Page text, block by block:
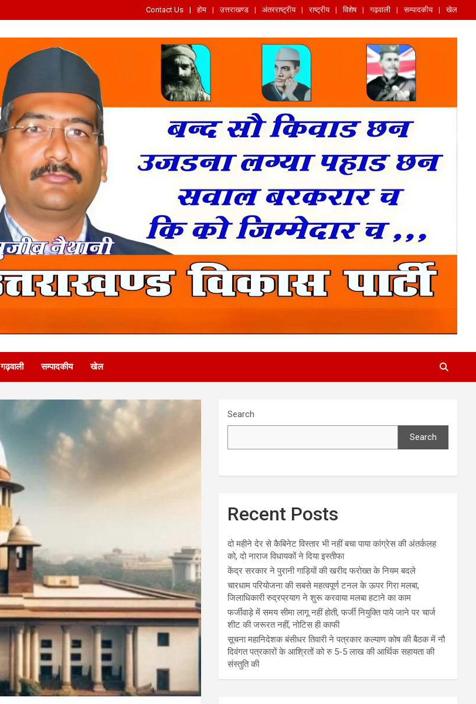
Contact Us होम उत्तराखण्ड अंतरराष्ट्रीय राष्ट्रीय विशेष गढ़वाली सम्पादकीय खेल
गढ़वाली सम्पादकीय खेल
Search
Search
Recent Posts
दो महीने देर से कैबिनेट विस्तार भी नहीं बचा पाया कांग्रेस की अंतर्कलह
को, दो नाराज विधायकों ने दिया इस्तीफा
केंद्र सरकार ने पुरानी गाड़ियों की खरीद फरोख्त के नियम बदले
चारधाम परियोजना की सबसे महत्वपूर्ण टनल के ऊपर गिरा मलबा,
जिलाधिकारी रुद्रप्रयाग ने शुरू करवाया मलबा हटाने का काम
फर्जीवाड़े में समय सीमा लागू नहीं होती, फर्जी नियुक्ति पाये जाने पर चार्ज
शीट की जरूरत नहीं, नोटिस ही काफी
सूचना महानिदेशक बंसीधर तिवारी ने पत्रकार कल्याण कोष की बैठक में नौ
दिवंगत पत्रकारों के आश्रितों को रु 5-5 लाख की आर्थिक सहायता की
संस्तुति की